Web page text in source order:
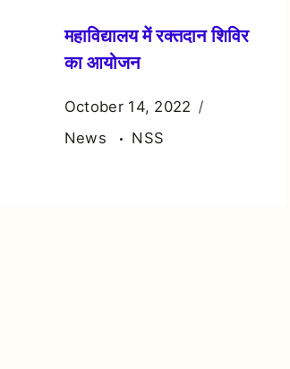
महाविद्यालय में रक्तदान शिविर
का आयोजन
October 14, 2022
News
NSS